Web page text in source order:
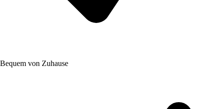
Bequem von Zuhause